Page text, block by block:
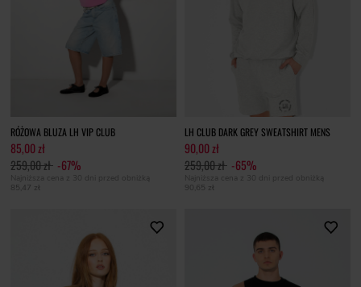
RÓŻOWA BLUZA LH VIP CLUB
85,00 zł
259,00 zł -67%
Najniższa cena z 30 dni przed obniżką
85,47 zł
LH CLUB DARK GREY SWEATSHIRT MENS
90,00 zł
259,00 zł -65%
Najniższa cena z 30 dni przed obniżką
90,65 zł